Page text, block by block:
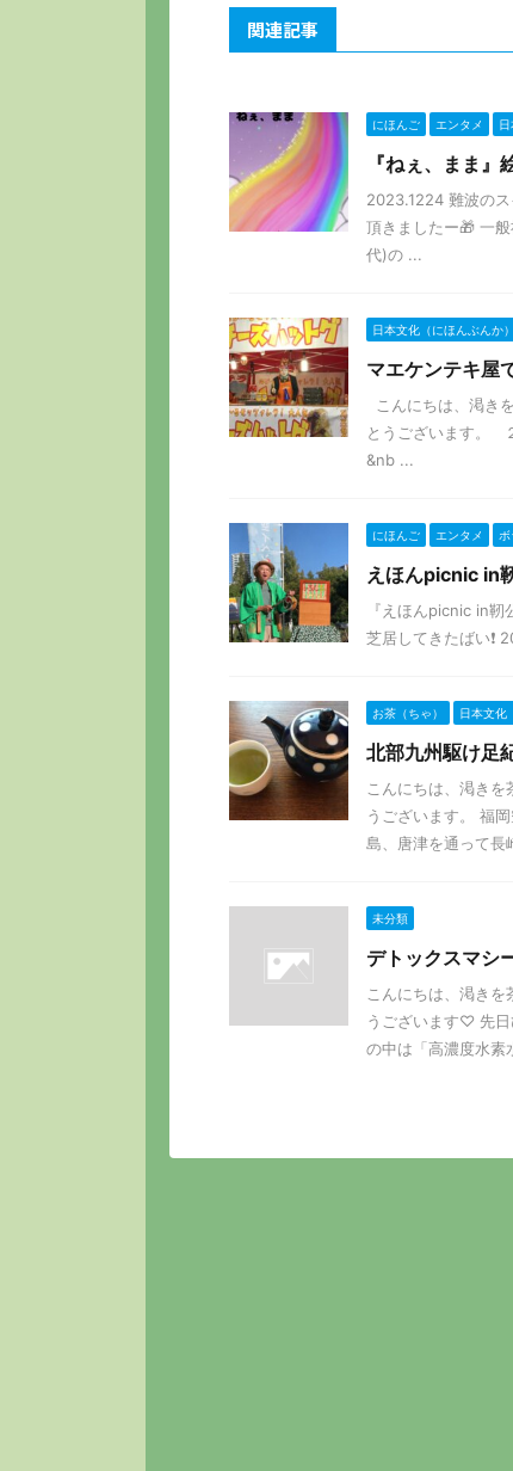
関連記事
にほんご エンタメ
『ねぇ、まま
2023.1224 難波の
頂きましたー🎁 一
代)の ...
日本文化（にほんぶんか）
マエケンテキ屋
こんにちは、渇き
とうございます。
&nb ...
にほんご エンタメ
えほんpicnic in
『えほんpicnic in
芝居してきたばい❗️
お茶（ちゃ） 日本文化
北部九州駆け足
こんにちは、渇き
うございます。 福
島、唐津を通って長
未分類
デトックスマシ
こんにちは、渇き
うございます♡ 先日
の中は「高濃度水素